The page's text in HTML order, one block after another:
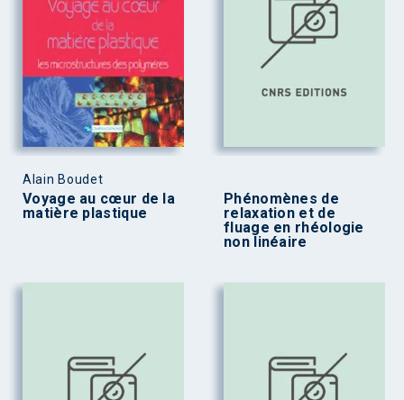
Alain Boudet
Voyage au cœur de la
matière plastique
Phénomènes de
relaxation et de
fluage en rhéologie
non linéaire